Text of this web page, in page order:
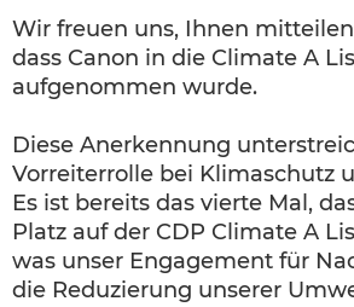
Wir freuen uns, Ihnen
dass Canon in die Climate A
aufgenommen wurde.
Diese Anerkennung
Vorreiterrolle bei Klimaschutz
Es ist bereits das vierte Mal,
Platz auf der CDP Climate A
was unser Engagement für
die Reduzierung unserer